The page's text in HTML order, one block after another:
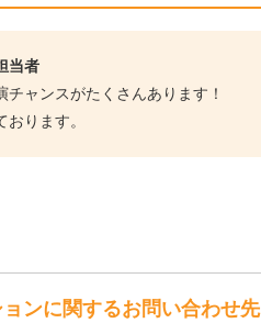
当者
チャンスがたくさんあります！
ります。
ンに関するお問い合わせ先